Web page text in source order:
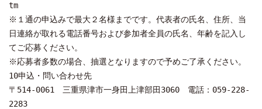
tm
※１通の申込みで最大２名様までです。代表者の氏名、住所、当
日連絡が取れる電話番号および参加者全員の氏名、年齢を記入し
てご応募ください。
※応募者多数の場合、抽選となりますので予めご了承ください。
10申込・問い合わせ先
〒514-0061 三重県津市一身田上津部田3060 電話：059-228-
2283